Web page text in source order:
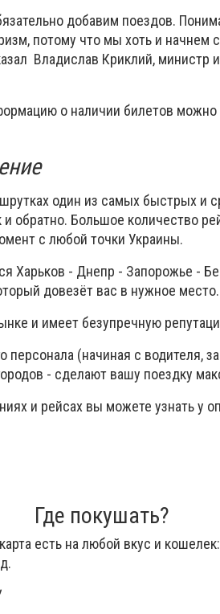
добавим поездов.
потому что мы хоть и начнем
Владислав Криклий, министр
о наличии билетов
один из самых быстрых и
обратно. Большое количество
с любой точки Украины.
Харьков - Днепр - Запорожье -
довезёт вас в нужное место.
и имеет безупречную
персонала (начиная с водителя,
- сделают вашу поездку
и рейсах вы можете узнать у
Где покушать?
есть на любой вкус и